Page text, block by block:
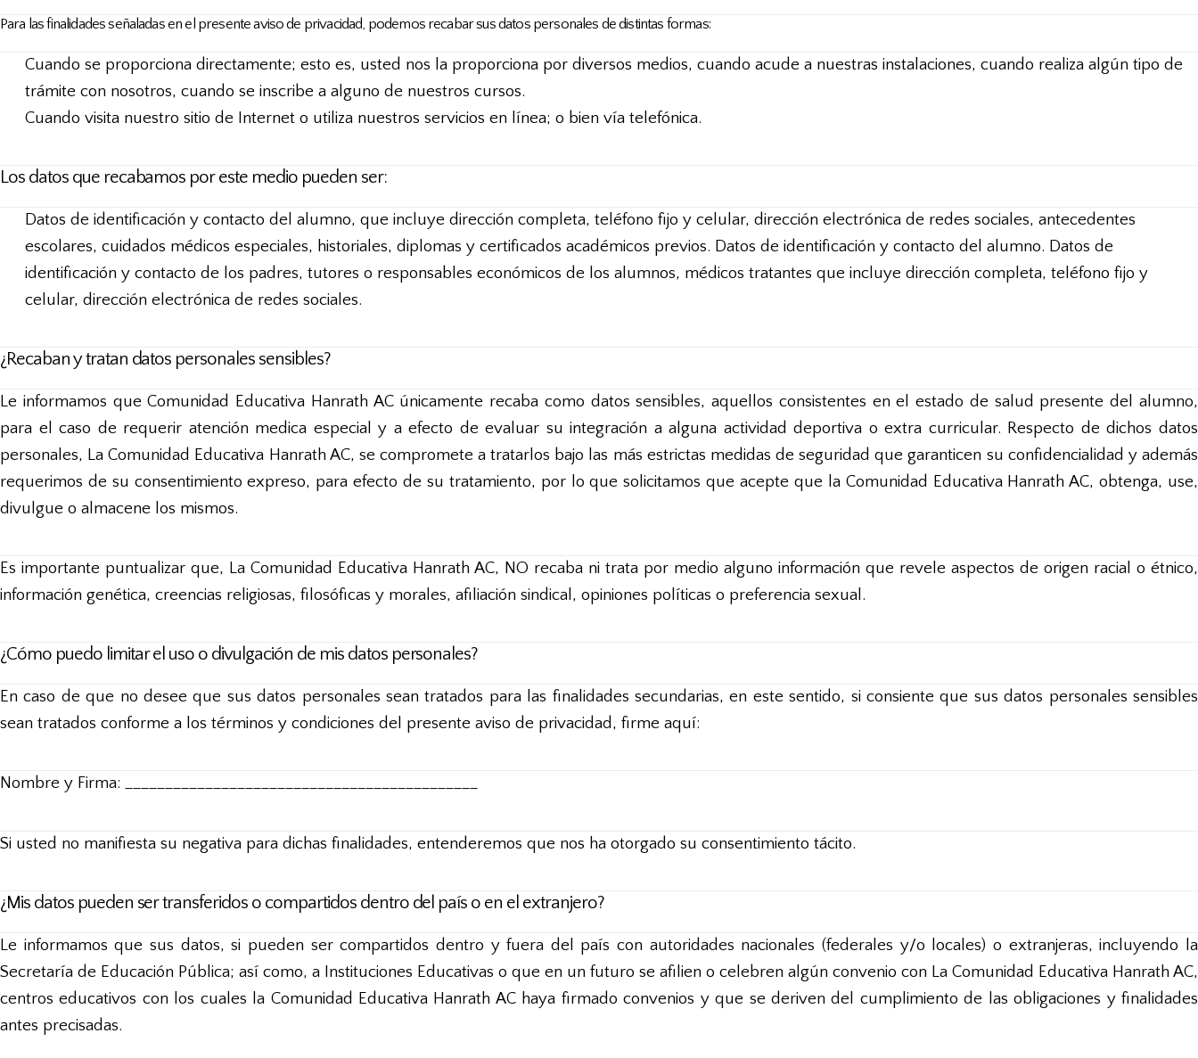
Para las finalidades señaladas en el presente aviso de privacidad, podemos recabar sus datos personales de distintas formas:
Cuando se proporciona directamente; esto es, usted nos la proporciona por diversos medios, cuando acude a nuestras instalaciones, cuando realiza algún tipo de
trámite con nosotros, cuando se inscribe a alguno de nuestros cursos.
Cuando visita nuestro sitio de Internet o utiliza nuestros servicios en línea; o bien vía telefónica.
Los datos que recabamos por este medio pueden ser:
Datos de identificación y contacto del alumno, que incluye dirección completa, teléfono fijo y celular, dirección electrónica de redes sociales, antecedentes
escolares, cuidados médicos especiales, historiales, diplomas y certificados académicos previos. Datos de identificación y contacto del alumno. Datos de
identificación y contacto de los padres, tutores o responsables económicos de los alumnos, médicos tratantes que incluye dirección completa, teléfono fijo y
celular, dirección electrónica de redes sociales.
¿Recaban y tratan datos personales sensibles?
Le informamos que Comunidad Educativa Hanrath AC únicamente recaba como datos sensibles, aquellos consistentes en el estado de salud presente del alumno,
para el caso de requerir atención medica especial y a efecto de evaluar su integración a alguna actividad deportiva o extra curricular. Respecto de dichos datos
personales, La Comunidad Educativa Hanrath AC, se compromete a tratarlos bajo las más estrictas medidas de seguridad que garanticen su confidencialidad y además
requerimos de su consentimiento expreso, para efecto de su tratamiento, por lo que solicitamos que acepte que la Comunidad Educativa Hanrath AC, obtenga, use,
divulgue o almacene los mismos.
Es importante puntualizar que, La Comunidad Educativa Hanrath AC, NO recaba ni trata por medio alguno información que revele aspectos de origen racial o étnico,
información genética, creencias religiosas, filosóficas y morales, afiliación sindical, opiniones políticas o preferencia sexual.
¿Cómo puedo limitar el uso o divulgación de mis datos personales?
En caso de que no desee que sus datos personales sean tratados para las finalidades secundarias, en este sentido, si consiente que sus datos personales sensibles
sean tratados conforme a los términos y condiciones del presente aviso de privacidad, firme aquí:
Nombre y Firma: ____________________________________________
Si usted no manifiesta su negativa para dichas finalidades, entenderemos que nos ha otorgado su consentimiento tácito.
¿Mis datos pueden ser transferidos o compartidos dentro del país o en el extranjero?
Le informamos que sus datos, si pueden ser compartidos dentro y fuera del país con autoridades nacionales (federales y/o locales) o extranjeras, incluyendo la
Secretaría de Educación Pública; así como, a Instituciones Educativas o que en un futuro se afilien o celebren algún convenio con La Comunidad Educativa Hanrath AC,
centros educativos con los cuales la Comunidad Educativa Hanrath AC haya firmado convenios y que se deriven del cumplimiento de las obligaciones y finalidades
antes precisadas.